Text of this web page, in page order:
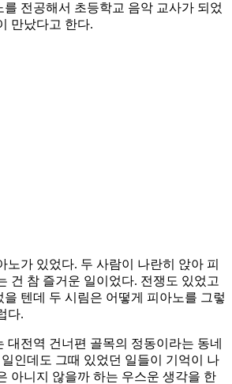
전공해서 초등학교 음악 교사가 되었
만났다고 한다.
노가 있었다. 두 사람이 나란히 앉아 피
건 참 즐거운 일이었다. 전쟁도 있었고
텐데 두 시림은 어떻게 피아노를 그렇
다.
대전역 건너편 골목의 정동이라는 동네
인데도 그때 있었던 일들이 기억이 나
아니지 않을까 하는 우스운 생각을 한